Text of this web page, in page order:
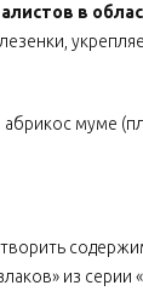
в
абрикос муме
из серии